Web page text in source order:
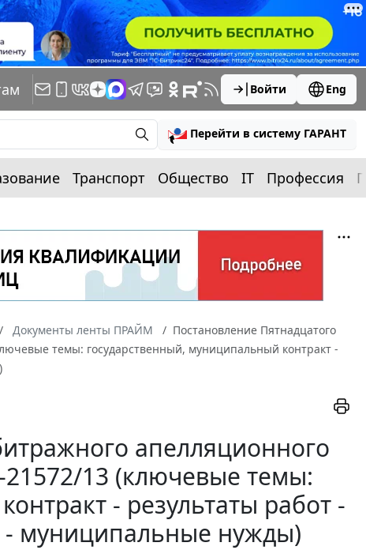
Войти Eng
Перейти в систему ГАРАНТ
Транспорт Общество IT Профессия
Документы ленты ПРАЙМ
Постановление Пятнадцатого
темы: государственный, муниципальный контракт -
апелляционного
21572/13 (ключевые темы:
- результаты работ -
- муниципальные нужды)